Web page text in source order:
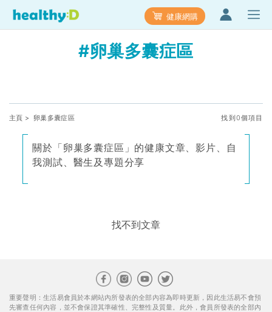
健康網購
#卵巢多囊症區
主頁 > 卵巢多囊症區 找到0個項目
關於「卵巢多囊症區」的健康文章、影片、自
我測試、醫生及專題分享
找不到文章
重要聲明：生活易會員於本網站內所發表的全部內容為即時更新，因此生活易不會預
先審查任何內容，並不會保證其準確性、完整性及質量。此外，會員所發表的全部內